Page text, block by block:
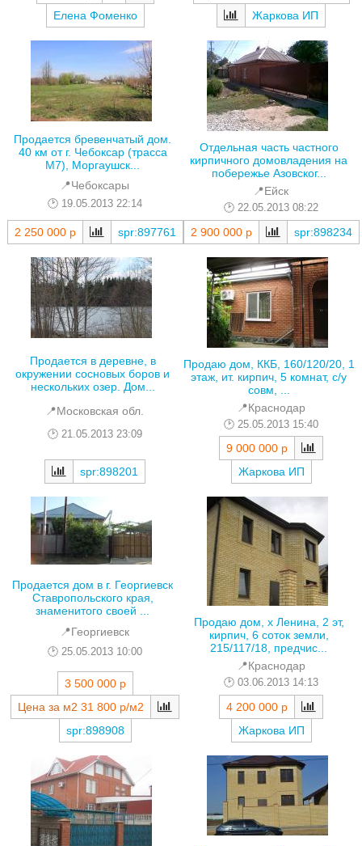
Елена Фоменко
Жаркова ИП
Продается бревенчатый дом.
40 км от г. Чебоксар (трасса
М7), Моргаушск...
📍Чебоксары
19.05.2013 22:14
2 250 000 р spr:897761
Отдельная часть частного
кирпичного домовладения на
побережье Азовског...
📍Ейск
22.05.2013 08:22
2 900 000 р spr:898234
Продается в деревне, в
окружении сосновых боров и
нескольких озер. Дом...
📍Московская обл.
21.05.2013 23:09
spr:898201
Продаю дом, ККБ, 160/120/20, 1
этаж, ит. кирпич, 5 комнат, с/у
совм, ...
📍Краснодар
25.05.2013 15:40
9 000 000 р
Жаркова ИП
Продается дом в г. Георгиевск
Ставропольского края,
знаменитого своей ...
📍Георгиевск
25.05.2013 10:00
3 500 000 р
Цена за м2 31 800 р/м2
spr:898908
Продаю дом, х Ленина, 2 эт,
кирпич, 6 соток земли,
215/117/18, предчис...
📍Краснодар
03.06.2013 14:13
4 200 000 р
Жаркова ИП